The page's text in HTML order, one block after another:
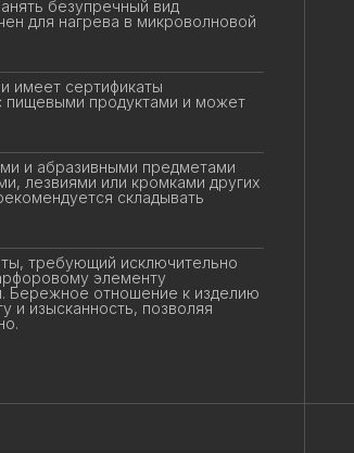
для нагрева в микроволновой
сертификаты
продуктами и может
и абразивными предметами
лезвиями или кромками других
складывать
требующий исключительно
элементу
отношение к изделию
и изысканность, позволяя